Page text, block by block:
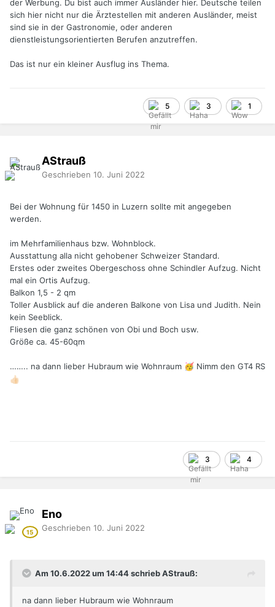
der Werbung. Du bist auch immer Ausländer hier. Deutsche teilen
sich hier nicht nur die Ärztestellen mit anderen Ausländer, meist
sind sie in der Gastronomie, oder anderen
dienstleistungsorientierten Berufen anzutreffen.
Das ist nur ein kleiner Ausflug ins Thema.
5 3 1
AStrauß
Geschrieben 10. Juni 2022
Bei der Wohnung für 1450 in Luzern sollte mit angegeben
werden.
im Mehrfamilienhaus bzw. Wohnblock.
Ausstattung alla nicht gehobener Schweizer Standard.
Erstes oder zweites Obergeschoss ohne Schindler Aufzug. Nicht
mal ein Ortis Aufzug.
Balkon 1,5 - 2 qm
Toller Ausblick auf die anderen Balkone von Lisa und Judith. Nein
kein Seeblick.
Fliesen die ganz schönen von Obi und Boch usw.
Größe ca. 45-60qm
…….. na dann lieber Hubraum wie Wohnraum 🥳 Nimm den GT4 RS
👍🏻
3 4
Eno
Geschrieben 10. Juni 2022
Am 10.6.2022 um 14:44 schrieb AStrauß:
na dann lieber Hubraum wie Wohnraum